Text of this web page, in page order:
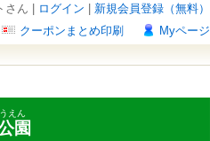
新規会員登録（無料）
ログイン
さん |
Myページ
クーポンまとめ印刷
えん
園